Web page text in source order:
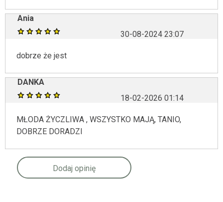
Ania
30-08-2024 23:07
dobrze że jest
DANKA
18-02-2026 01:14
MŁODA ŻYCZLIWA , WSZYSTKO MAJĄ, TANIO,
DOBRZE DORADZI
Dodaj opinię